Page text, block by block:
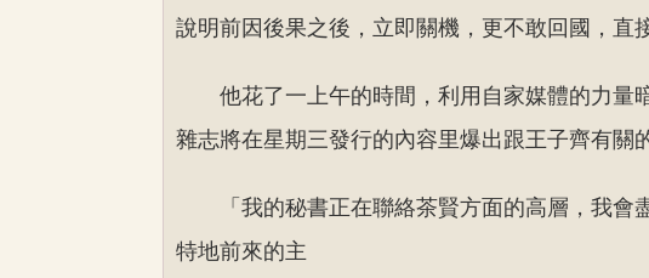
說明前因後果之後，立即關機，更不敢回國，直
他花了一上午的時間，利用自家媒體的力量
雜志將在星期三發行的內容里爆出跟王子齊有關
「我的秘書正在聯絡茶賢方面的高層，我
特地前來的主